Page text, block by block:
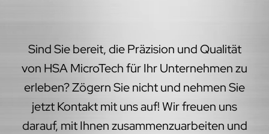
Sind Sie bereit, die Präzision und Qualität
von HSA MicroTech für Ihr Unternehmen zu
erleben? Zögern Sie nicht und nehmen Sie
jetzt Kontakt mit uns auf! Wir freuen uns
darauf, mit Ihnen zusammenzuarbeiten und